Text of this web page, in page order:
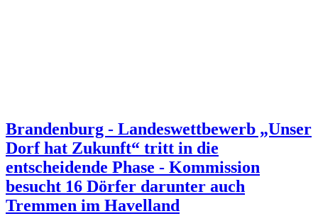
Brandenburg - Landeswettbewerb „Unser
Dorf hat Zukunft“ tritt in die
entscheidende Phase - Kommission
besucht 16 Dörfer darunter auch
Tremmen im Havelland